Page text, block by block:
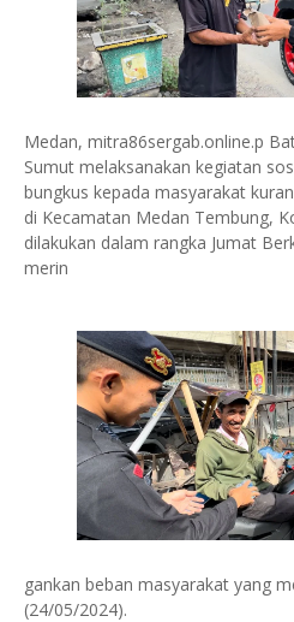
Medan, mitra86sergab.online.p
Sumut melaksanakan kegiatan
bungkus kepada masyarakat
di Kecamatan Medan Tembung,
dilakukan dalam rangka Jumat
merin
gankan beban masyarakat yang
(24/05/2024).